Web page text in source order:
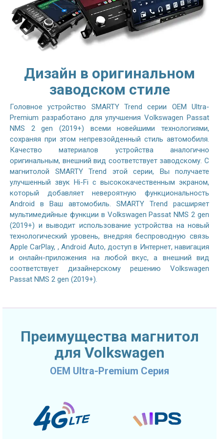
Дизайн в оригинальном
заводском стиле
Головное устройство SMARTY Trend серии OEM Ultra-
Premium разработано для улучшения Volkswagen Passat
NMS 2 gen (2019+) всеми новейшими технологиями,
сохраняя при этом непревзойденный стиль автомобиля.
Качество материалов устройства аналогично
оригинальным, внешний вид соответствует заводскому. С
магнитолой SMARTY Trend этой серии, Вы получаете
улучшенный звук Hi-Fi с высококачественным экраном,
который добавляет невероятную функциональность
Android в Ваш автомобиль. SMARTY Trend расширяет
мультимедийные функции в Volkswagen Passat NMS 2 gen
(2019+) и выводит использование устройства на новый
технологический уровень, внедряя беспроводную связь
Apple CarPlay, , Android Auto, доступ в Интернет, навигация
и онлайн-приложения на любой вкус, а внешний вид
соответствует дизайнерскому решению Volkswagen
Passat NMS 2 gen (2019+).
Преимущества магнитол
для Volkswagen
OEM Ultra-Premium Серия